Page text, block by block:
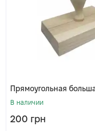
Прямоугольная
В наличии
200 грн